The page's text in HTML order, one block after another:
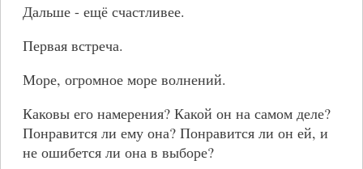
Дальше - ещё счастливее.
Первая встреча.
Море, огромное море волнений.
Каковы его намерения? Какой он на самом деле?
Понравится ли ему она? Понравится ли он ей, и
не ошибется ли она в выборе?